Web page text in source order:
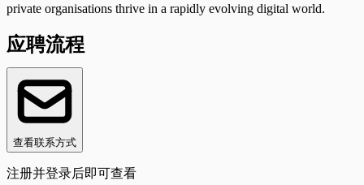
private organisations thrive in a rapidly evolving digital world.
应聘流程
查看联系方式
注册并登录后即可查看